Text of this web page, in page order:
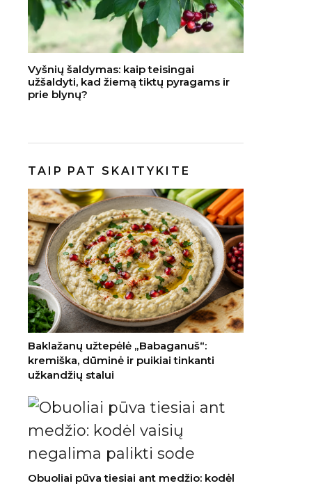
Vyšnių šaldymas: kaip teisingai
užšaldyti, kad žiemą tiktų pyragams ir
prie blynų?
TAIP PAT SKAITYKITE
Baklažanų užtepėlė „Babaganuš“:
kremiška, dūminė ir puikiai tinkanti
užkandžių stalui
Obuoliai pūva tiesiai ant medžio: kodėl